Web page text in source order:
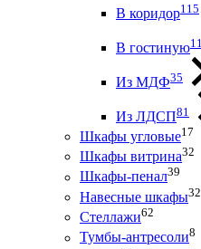
В коридор115
В гостиную
Из МДФ35
Из ЛДСП81
Шкафы угловые17
Шкафы витрина32
Шкафы-пенал39
Навесные шкафы32
Стеллажи62
Тумбы-антресоли8